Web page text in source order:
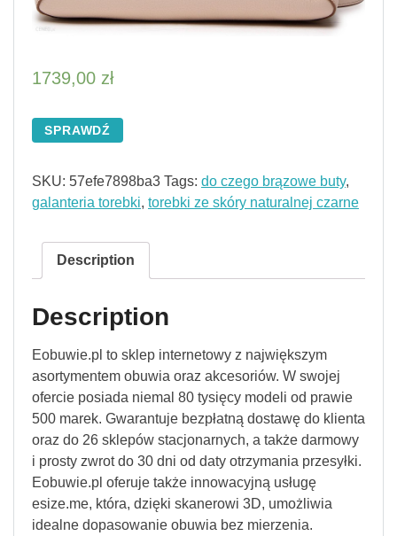
1739,00 zł
SPRAWDŹ
SKU: 57efe7898ba3 Tags: do czego brązowe buty,
galanteria torebki, torebki ze skóry naturalnej czarne
Description
Description
Eobuwie.pl to sklep internetowy z największym
asortymentem obuwia oraz akcesoriów. W swojej
ofercie posiada niemal 80 tysięcy modeli od prawie
500 marek. Gwarantuje bezpłatną dostawę do klienta
oraz do 26 sklepów stacjonarnych, a także darmowy
i prosty zwrot do 30 dni od daty otrzymania przesyłki.
Eobuwie.pl oferuje także innowacyjną usługę
esize.me, która, dzięki skanerowi 3D, umożliwia
idealne dopasowanie obuwia bez mierzenia.